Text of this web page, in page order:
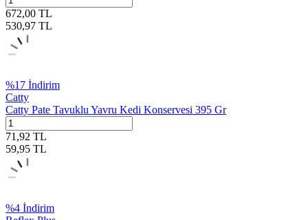
672,00 TL
530,97 TL
%17 İndirim
Catty
Catty Pate Tavuklu Yavru Kedi Konservesi 395 Gr
71,92 TL
59,95 TL
%4 İndirim